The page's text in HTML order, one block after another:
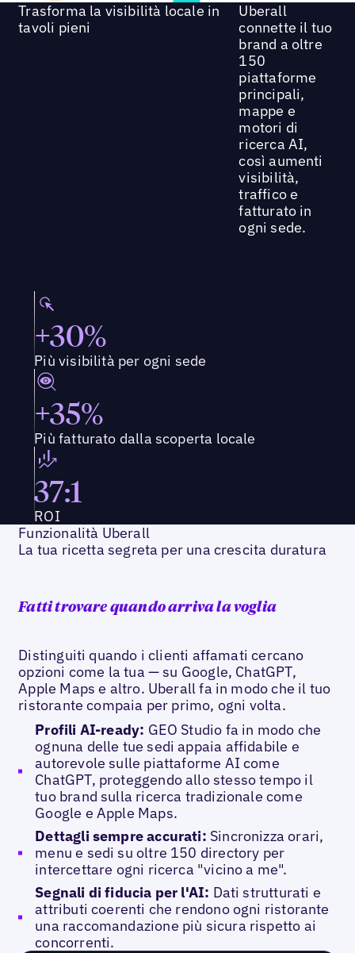
Trasforma la visibilità locale in
tavoli pieni
Uberall
connette il tuo
brand a oltre
150
piattaforme
principali,
mappe e
motori di
ricerca AI,
così aumenti
visibilità,
traffico e
fatturato in
ogni sede.
+30%
Più visibilità per ogni sede
+35%
Più fatturato dalla scoperta locale
37:1
ROI
Funzionalità Uberall
La tua ricetta segreta per una crescita duratura
Fatti trovare quando arriva la voglia
Distinguiti quando i clienti affamati cercano
opzioni come la tua — su Google, ChatGPT,
Apple Maps e altro. Uberall fa in modo che il tuo
ristorante compaia per primo, ogni volta.
Profili AI-ready: GEO Studio fa in modo che
ognuna delle tue sedi appaia affidabile e
autorevole sulle piattaforme AI come
ChatGPT, proteggendo allo stesso tempo il
tuo brand sulla ricerca tradizionale come
Google e Apple Maps.
Dettagli sempre accurati: Sincronizza orari,
menu e sedi su oltre 150 directory per
intercettare ogni ricerca "vicino a me".
Segnali di fiducia per l'AI: Dati strutturati e
attributi coerenti che rendono ogni ristorante
una raccomandazione più sicura rispetto ai
concorrenti.